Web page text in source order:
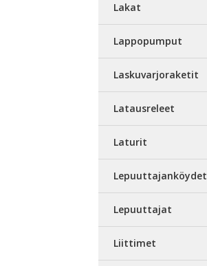
Lakat
Lappopumput
Laskuvarjoraketit
Latausreleet
Laturit
Lepuuttajanköydet
Lepuuttajat
Liittimet